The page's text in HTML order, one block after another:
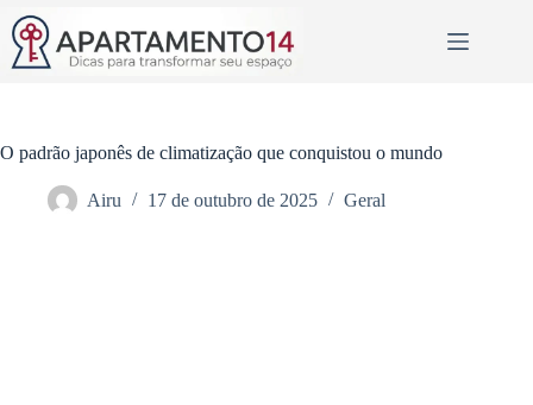
para
conteúdo
O padrão japonês de climatização que conquistou o mundo
Airu 17 de outubro de 2025 Geral